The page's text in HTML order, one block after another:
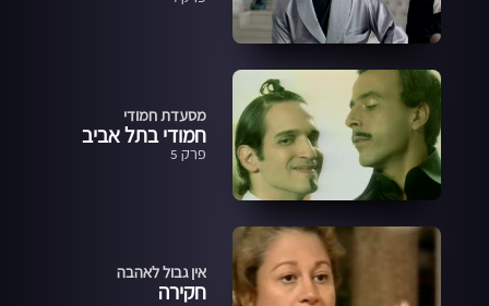
מסעדת חמודי
חמודי בתל אביב
פרק 5
אין גבול לאהבה
חקירה